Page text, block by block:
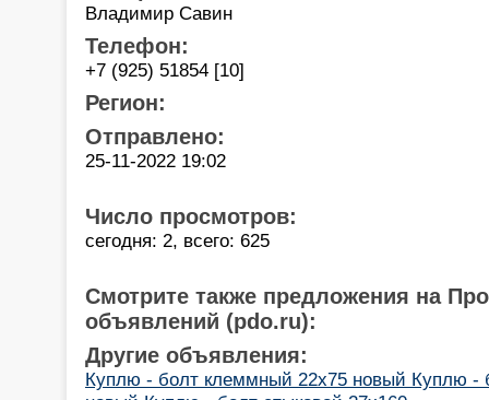
Владимир Савин
Телефон:
+7 (925) 51854 [10]
Регион:
Отправлено:
25-11-2022 19:02
Число просмотров:
сегодня: 2, всего: 625
Смотрите также предложения на
объявлений (pdo.ru):
Другие объявления:
Куплю - болт клеммный 22х75 новый Куплю -